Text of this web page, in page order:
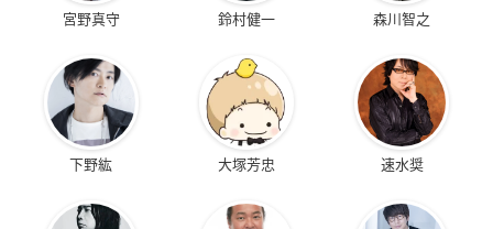
宮野真守 鈴村健一 森川智之
下野紘 大塚芳忠 速水奨